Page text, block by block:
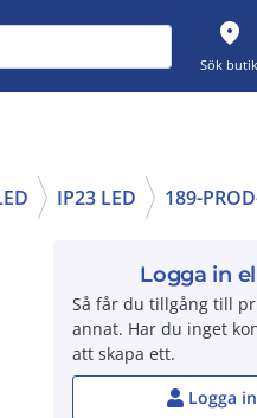
place
Sök butik
IP23 LED 189-
Logga in
Så får du tillgång till
annat. Har du inget
att skapa ett.
Logga